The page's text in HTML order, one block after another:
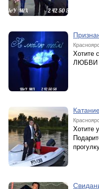
Хотите
ЛЮБВИ
Хотите